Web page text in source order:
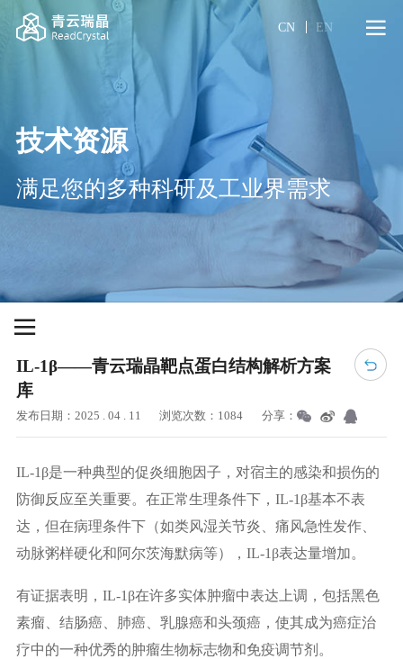
CN EN
技术资源
满足您的多种科研及工业界需求
IL-1β——青云瑞晶靶点蛋白结构解析方案
库
发布日期：2025 . 04 . 11 浏览次数：1084 分享：
IL-1β是一种典型的促炎细胞因子，对宿主的感染和损伤的
防御反应至关重要。在正常生理条件下，IL-1β基本不表
达，但在病理条件下（如类风湿关节炎、痛风急性发作、
动脉粥样硬化和阿尔茨海默病等），IL-1β表达量增加。
有证据表明，IL-1β在许多实体肿瘤中表达上调，包括黑色
素瘤、结肠癌、肺癌、乳腺癌和头颈癌，使其成为癌症治
疗中的一种优秀的肿瘤生物标志物和免疫调节剂。